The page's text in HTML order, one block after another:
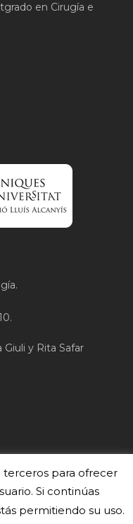
en Cirugía e
y Rita Safar
terceros para ofrecer
Si continúas
permitiendo su uso.